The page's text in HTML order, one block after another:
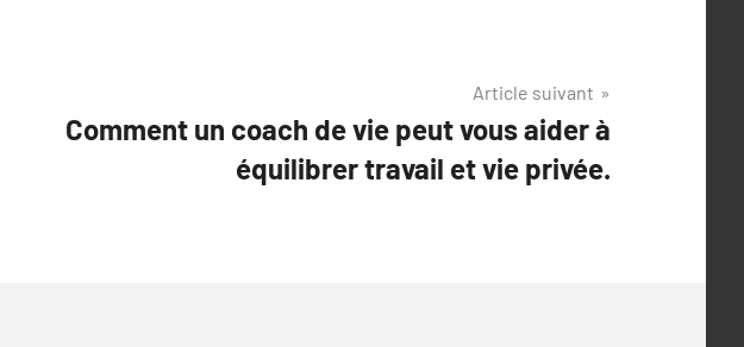
Article suivant
Comment un coach de vie peut vous aider à
équilibrer travail et vie privée.